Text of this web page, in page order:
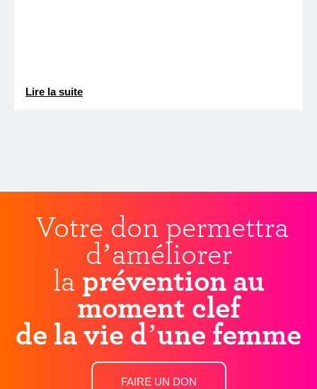
Lire la suite
Votre don permettra
d’améliorer
la prévention au
moment clef
de la vie d’une femme
FAIRE UN DON